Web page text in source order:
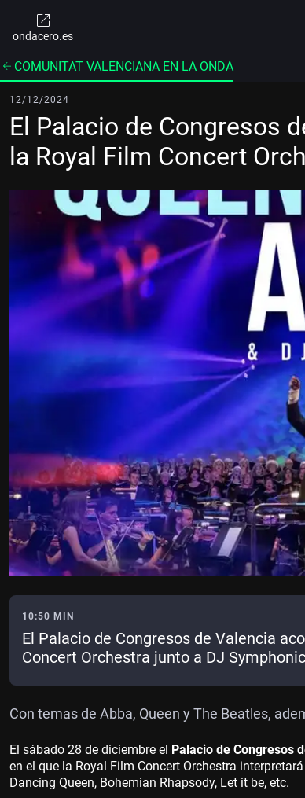
ondacero.es
COMUNITAT VALENCIANA EN LA ONDA
12/12/2024
El Palacio de Congresos
la Royal Film Concert
10:50 MIN
El Palacio de Congresos de Valencia
Concert Orchestra junto a DJ Symphonic
Con temas de Abba, Queen y The Beatles,
El sábado 28 de diciembre el Palacio de Congresos
en el que la Royal Film Concert Orchestra
Dancing Queen, Bohemian Rhapsody, Let it be, etc.